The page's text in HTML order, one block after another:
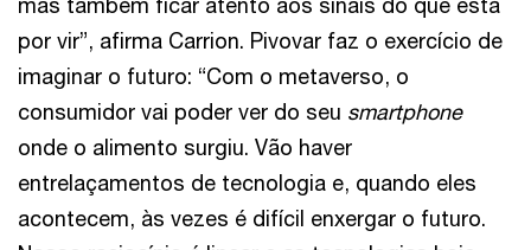
por vir”, afirma Carrion. Pivovar faz o exercício de
imaginar o futuro: “Com o metaverso, o
consumidor vai poder ver do seu smartphone
onde o alimento surgiu. Vão haver
entrelaçamentos de tecnologia e, quando eles
acontecem, às vezes é difícil enxergar o futuro.